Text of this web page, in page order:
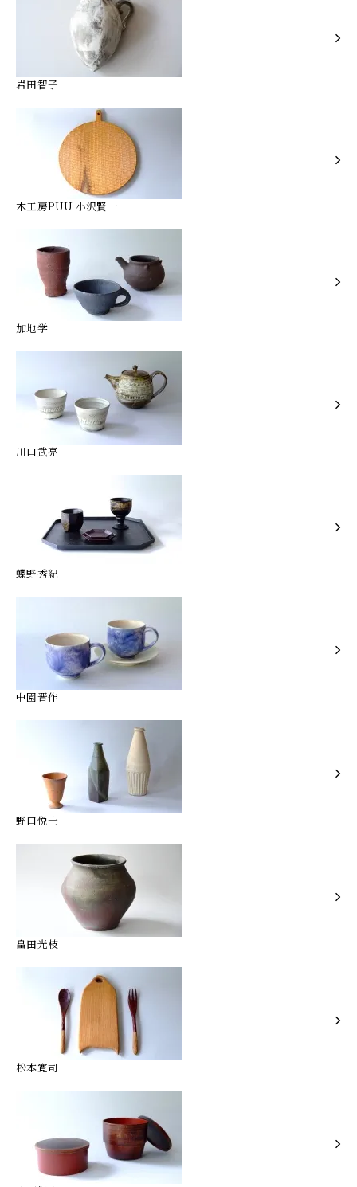
岩田智子
木工房PUU 小沢賢一
加地学
川口武亮
蝶野秀紀
中園晋作
野口悦士
畠田光枝
松本寛司